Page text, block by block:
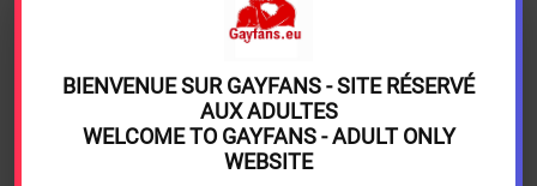
time to enable creators to retain their fans.
1. Important: add the email address
"noreply@gayfans.eu" to your address book to
receive website notifications. Don't forget to check
BIENVENUE SUR GAYFANS - SITE RÉSERVÉ
AUX ADULTES
WELCOME TO GAYFANS - ADULT ONLY
WEBSITE